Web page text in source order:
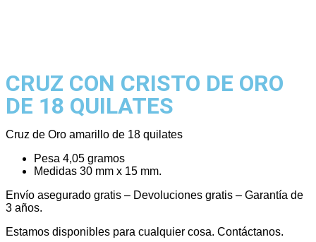
CRUZ CON CRISTO DE ORO
DE 18 QUILATES
Cruz de Oro amarillo de 18 quilates
Pesa 4,05 gramos
Medidas 30 mm x 15 mm.
Envío asegurado gratis – Devoluciones gratis – Garantía de
3 años.
Estamos disponibles para cualquier cosa. Contáctanos.